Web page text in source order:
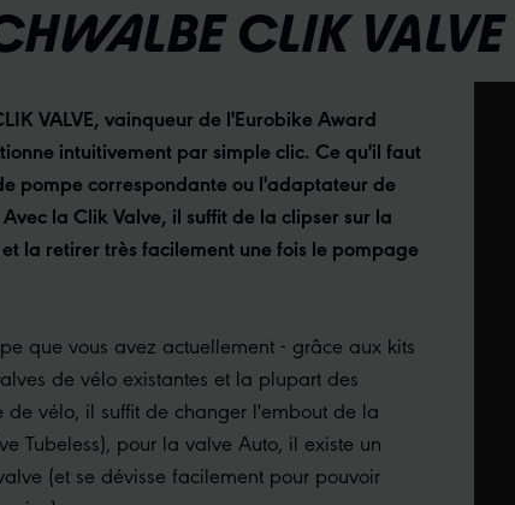
CLIK VALVE
VALVE, vainqueur de l'Eurobike Award
intuitivement par simple clic. Ce qu'il faut
pompe correspondante ou l'adaptateur de
la Clik Valve, il suffit de la clipser sur la
la retirer très facilement une fois le pompage
que vous avez actuellement - grâce aux kits
de vélo existantes et la plupart des
de vélo, il suffit de changer l'embout de la
Tubeless), pour la valve Auto, il existe un
(et se dévisse facilement pour pouvoir